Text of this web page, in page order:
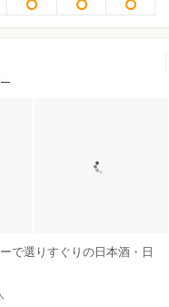
で選りすぐりの日本酒・日